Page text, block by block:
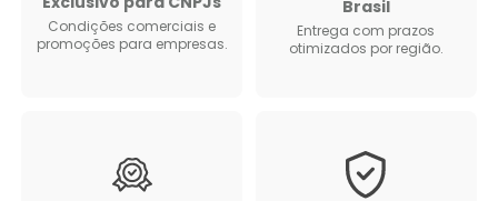
Condições comerciais e
promoções para empresas.
Brasil
Entrega com prazos
otimizados por região.